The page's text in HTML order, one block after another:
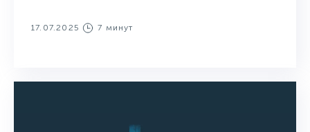
17.07.2025 7 минут